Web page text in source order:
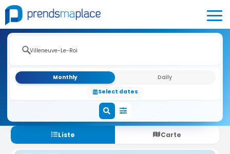
Monthly
Daily
Select dates
Liste Carte